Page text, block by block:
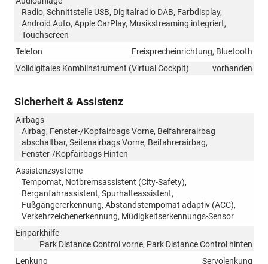
Radio, Schnittstelle USB, Digitalradio DAB, Farbdisplay,
Android Auto, Apple CarPlay, Musikstreaming integriert,
Touchscreen
Telefon
Freisprecheinrichtung, Bluetooth
Volldigitales Kombiinstrument (Virtual Cockpit)
vorhanden
Sicherheit & Assistenz
Airbags
Airbag, Fenster-/Kopfairbags Vorne, Beifahrerairbag
abschaltbar, Seitenairbags Vorne, Beifahrerairbag,
Fenster-/Kopfairbags Hinten
Assistenzsysteme
Tempomat, Notbremsassistent (City-Safety),
Berganfahrassistent, Spurhalteassistent,
Fußgängererkennung, Abstandstempomat adaptiv (ACC),
Verkehrzeichenerkennung, Müdigkeitserkennungs-Sensor
Einparkhilfe
Park Distance Control vorne, Park Distance Control hinten
Lenkung
Servolenkung